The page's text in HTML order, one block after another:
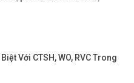
Với CTSH, WO, RVC Trong